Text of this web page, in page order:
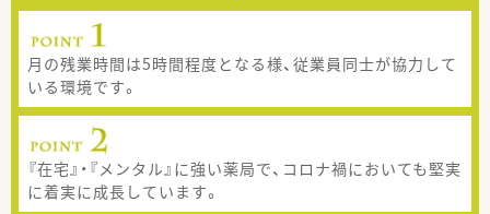
月の残業時間は5時間程度となる様、従業員同士が協力して
いる環境です。
『在宅』・『メンタル』に強い薬局で、コロナ禍においても堅実
に着実に成長しています。